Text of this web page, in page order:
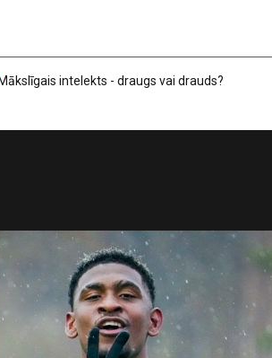
Mākslīgais intelekts - draugs vai drauds?